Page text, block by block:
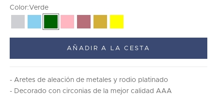
Color:Verde
AÑADIR A LA CESTA
- Aretes de aleación de metales y rodio platinado
- Decorado con circonias de la mejor calidad AAA